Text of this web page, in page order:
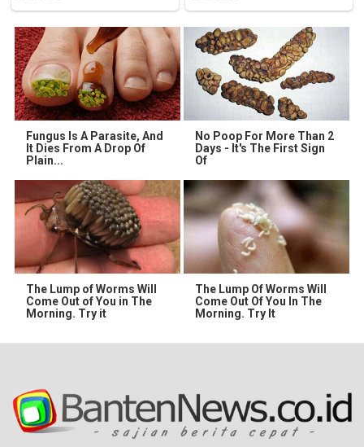
Fungus Is A Parasite, And
It Dies From A Drop Of
Plain...
No Poop For More Than 2
Days - It's The First Sign
Of
The Lump of Worms Will
Come Out of You in The
Morning. Try it
The Lump Of Worms Will
Come Out Of You In The
Morning. Try It